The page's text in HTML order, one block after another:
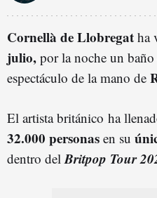
Cornellà de Llobregat ha
julio, por la noche un
espectáculo de la mano de
El artista británico ha
32.000 personas en su
dentro delBritpop Tour